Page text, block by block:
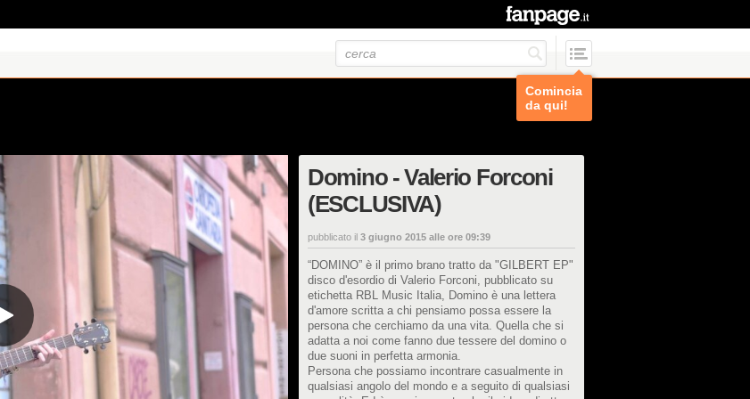
Comincia
da qui!
Domino - Valerio Forconi
(ESCLUSIVA)
pubblicato il 3 giugno 2015 alle ore 09:39
“DOMINO” è il primo brano tratto da "GILBERT EP"
disco d'esordio di Valerio Forconi, pubblicato su
etichetta RBL Music Italia, Domino è una lettera
d'amore scritta a chi pensiamo possa essere la
persona che cerchiamo da una vita. Quella che si
adatta a noi come fanno due tessere del domino o
due suoni in perfetta armonia.
Persona che possiamo incontrare casualmente in
qualsiasi angolo del mondo e a seguito di qualsiasi